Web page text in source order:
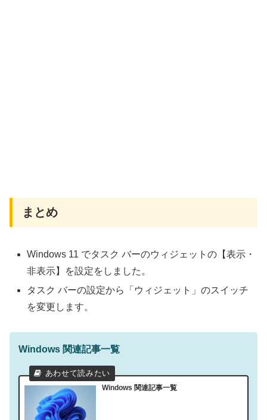
まとめ
Windows 11 でタスク バーのウィジェットの【表示・
非表示】を設定をしました。
タスク バーの設定から「ウィジェット」のスイッチ
を変更します。
Windows 関連記事一覧
Windows 関連記事一覧